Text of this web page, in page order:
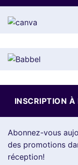
INSCRIPTION
Abonnez-vous
des promotions
réception!